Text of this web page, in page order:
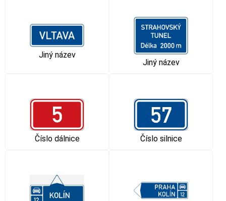
Jiný název
Jiný název
Číslo dálnice Číslo silnice